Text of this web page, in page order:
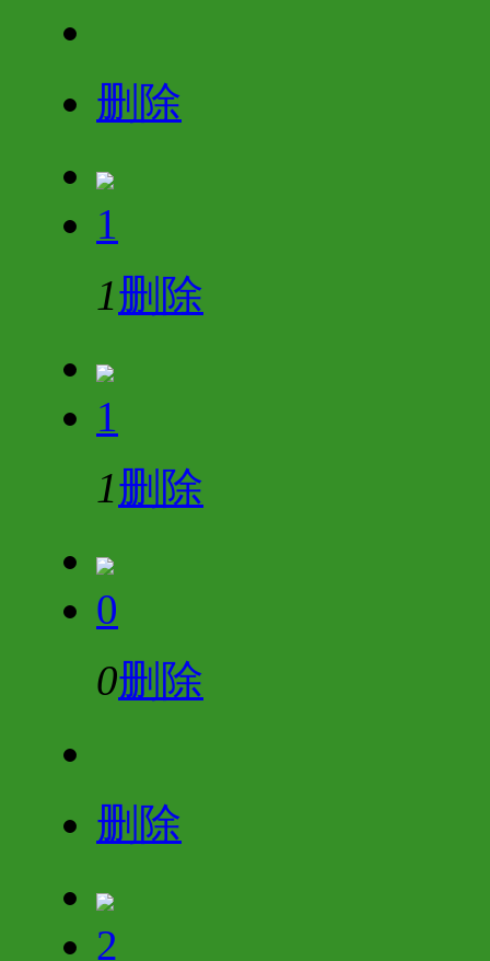
删除
1
1删除
1
1删除
0
0删除
删除
2